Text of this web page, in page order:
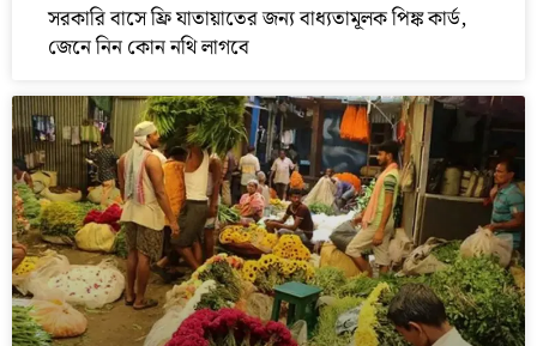
সরকারি বাসে ফ্রি যাতায়াতের জন্য বাধ্যতামূলক পিঙ্ক কার্ড,
জেনে নিন কোন নথি লাগবে